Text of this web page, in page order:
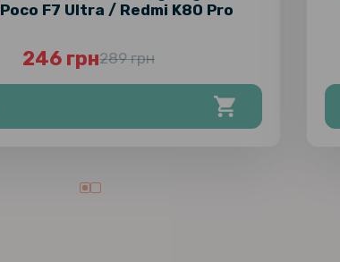
F7 Ultra / Redmi K80 Pro
246 грн289 грн